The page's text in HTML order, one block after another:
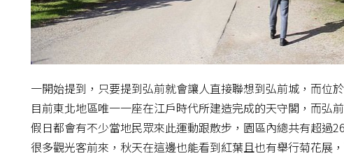
一開始提到，只要提到弘前就會讓人直接聯想到弘前城，而位
目前東北地區唯一一座在江戶時代所建造完成的天守閣，而弘
假日都會有不少當地民眾來此運動跟散步，園區內總共有超過
很多觀光客前來，秋天在這邊也能看到紅葉且也有舉行菊花展